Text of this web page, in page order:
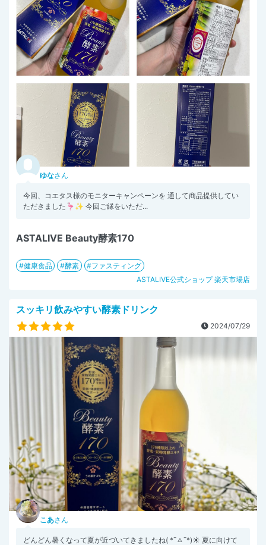
ゆなさん
今回、コエタス様のモニターキャンペーンを 通して商品提供してい
ただきました🦩✨ 今回ご縁をいただ...
ASTALIVE Beauty酵素170
健康食品 酵素
ファスティング
ASTALIVE公式ショップ 楽天市場店
スッキリ飲みやすい酵素ドリンク
2024/07/29
こあさん
どんどん暑くなって夏が近づいてきましたね( *¯ㅿ¯*)☀️ 夏に向けて